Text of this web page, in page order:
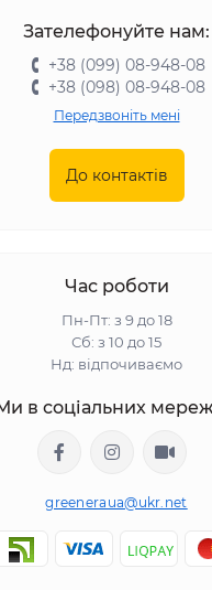
Зателефонуйте нам:
+38 (099) 08-948-08
+38 (098) 08-948-08
Передзвоніть мені
До контактів
Час роботи
Пн-Пт: з 9 до 18
Сб: з 10 до 15
Нд: відпочиваємо
в соціальних
greeneraua@ukr.net